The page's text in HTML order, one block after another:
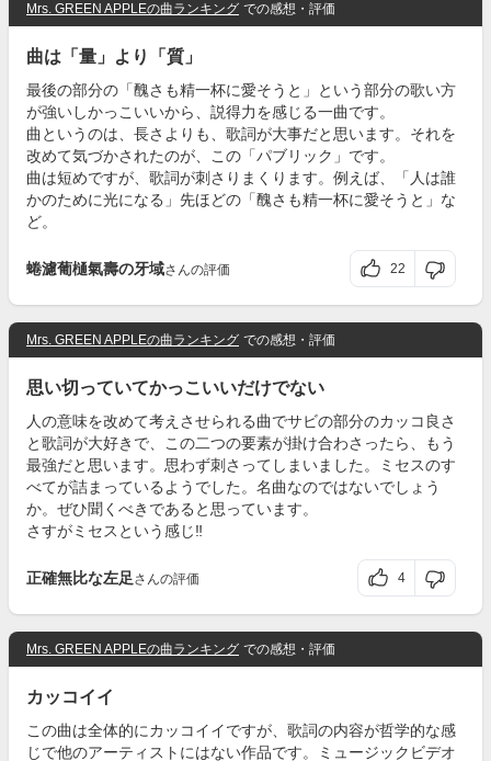
Mrs. GREEN APPLEの曲ランキング での感想・評価
曲は「量」より「質」
最後の部分の「醜さも精一杯に愛そうと」という部分の歌い方
が強いしかっこいいから、説得力を感じる一曲です。
曲というのは、長さよりも、歌詞が大事だと思います。それを
改めて気づかされたのが、この「パブリック」です。
曲は短めですが、歌詞が刺さりまくります。例えば、「人は誰
かのために光になる」先ほどの「醜さも精一杯に愛そうと」な
ど。
蜷濾葡樋氣壽の牙域さんの評価 22
Mrs. GREEN APPLEの曲ランキング での感想・評価
思い切っていてかっこいいだけでない
人の意味を改めて考えさせられる曲でサビの部分のカッコ良さ
と歌詞が大好きで、この二つの要素が掛け合わさったら、もう
最強だと思います。思わず刺さってしまいました。ミセスのす
べてが詰まっているようでした。名曲なのではないでしょう
か。ぜひ聞くべきであると思っています。
さすがミセスという感じ‼
正確無比な左足さんの評価 4
Mrs. GREEN APPLEの曲ランキング での感想・評価
カッコイイ
この曲は全体的にカッコイイですが、歌詞の内容が哲学的な感
じで他のアーティストにはない作品です。ミュージックビデオ